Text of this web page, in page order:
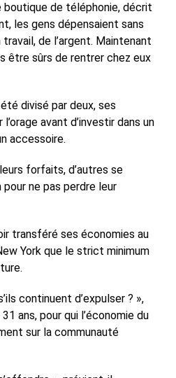
boutique de téléphonie, décrit
les gens dépensaient sans
de l’argent. Maintenant
être sûrs de rentrer chez eux
divisé par deux, ses
avant d’investir dans un
accessoire.
forfaits, d’autres se
ne pas perdre leur
transféré ses économies au
York que le strict minimum
continuent d’expulser ? »,
ans, pour qui l’économie du
sur la communauté